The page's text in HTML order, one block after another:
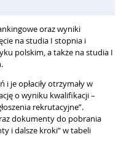
oraz wyniki
na studia I stopnia i
polskim, a także na studia I
i je opłaciły otrzymały w
o wyniku kwalifikacji –
rekrutacyjne”.
dokumenty do pobrania
i dalsze kroki” w tabeli